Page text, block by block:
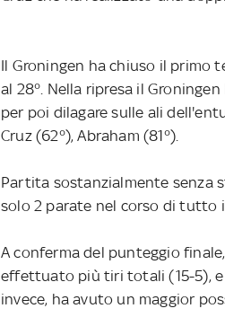
Il Groningen ha chiuso il primo
al 28°. Nella ripresa il
per poi dilagare sulle ali
Cruz (62°), Abraham (81°).
Partita sostanzialmente senza
solo 2 parate nel corso di tutto
A conferma del punteggio
effettuato più tiri totali (15-5), e
invece, ha avuto un maggior